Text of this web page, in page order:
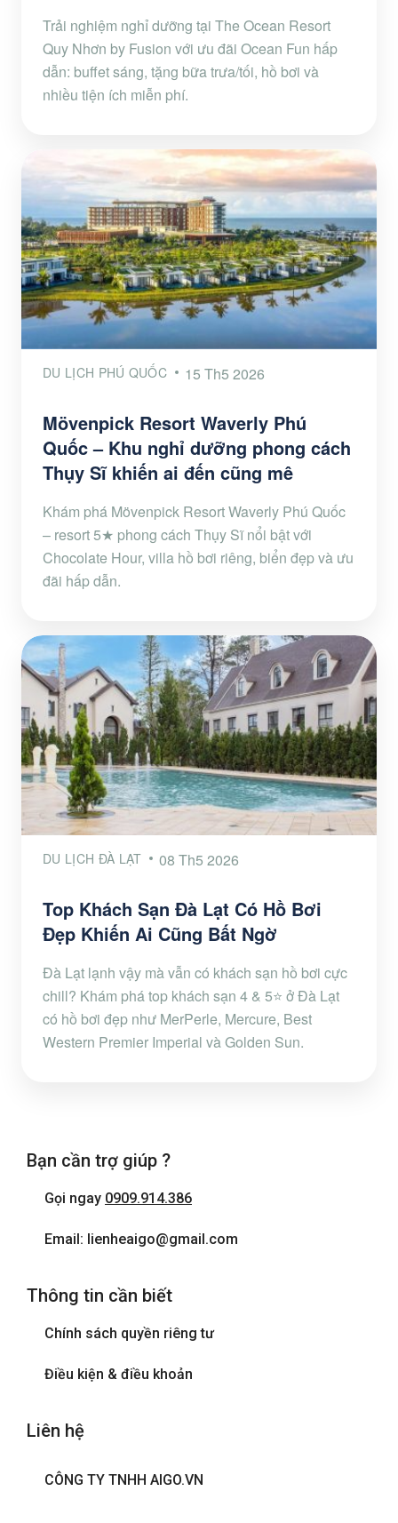
Trải nghiệm nghỉ dưỡng tại The Ocean Resort
Quy Nhơn by Fusion với ưu đãi Ocean Fun hấp
dẫn: buffet sáng, tặng bữa trưa/tối, hồ bơi và
nhiều tiện ích miễn phí.
DU LỊCH PHÚ QUỐC 15 Th5 2026
Mövenpick Resort Waverly Phú
Quốc – Khu nghỉ dưỡng phong cách
Thụy Sĩ khiến ai đến cũng mê
Khám phá Mövenpick Resort Waverly Phú Quốc
– resort 5★ phong cách Thụy Sĩ nổi bật với
Chocolate Hour, villa hồ bơi riêng, biển đẹp và ưu
đãi hấp dẫn.
DU LỊCH ĐÀ LẠT 08 Th5 2026
Top Khách Sạn Đà Lạt Có Hồ Bơi
Đẹp Khiến Ai Cũng Bất Ngờ
Đà Lạt lạnh vậy mà vẫn có khách sạn hồ bơi cực
chill? Khám phá top khách sạn 4 & 5⭐ ở Đà Lạt
có hồ bơi đẹp như MerPerle, Mercure, Best
Western Premier Imperial và Golden Sun.
Bạn cần trợ giúp ?
Gọi ngay 0909.914.386
Email: lienheaigo@gmail.com
Thông tin cần biết
Chính sách quyền riêng tư
Điều kiện & điều khoản
Liên hệ
CÔNG TY TNHH AIGO.VN